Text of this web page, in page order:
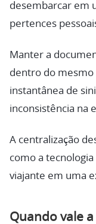
desembarcar em
pertences
Manter a
dentro do mesmo
instantânea de
inconsistência na
A centralização
como a
viajante em uma
Quando vale